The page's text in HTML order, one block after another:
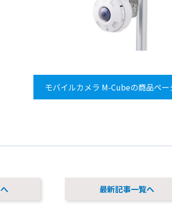
モバイルカメラ M-Cubeの商品ペー
最新記事一覧へ